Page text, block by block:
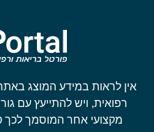
אין לראות במידע המוצג
רפואית, ויש להתייעץ עם
מקצועי אחר המוסמך